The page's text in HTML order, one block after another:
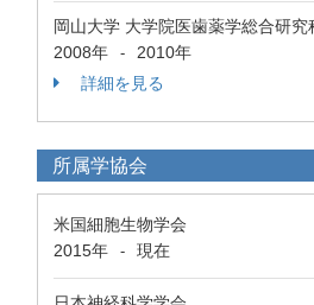
岡山大学 大学院医歯薬学総合研
2008年
-
2010年
詳細を見る
所属学協会
米国細胞生物学会
2015年
- 現在